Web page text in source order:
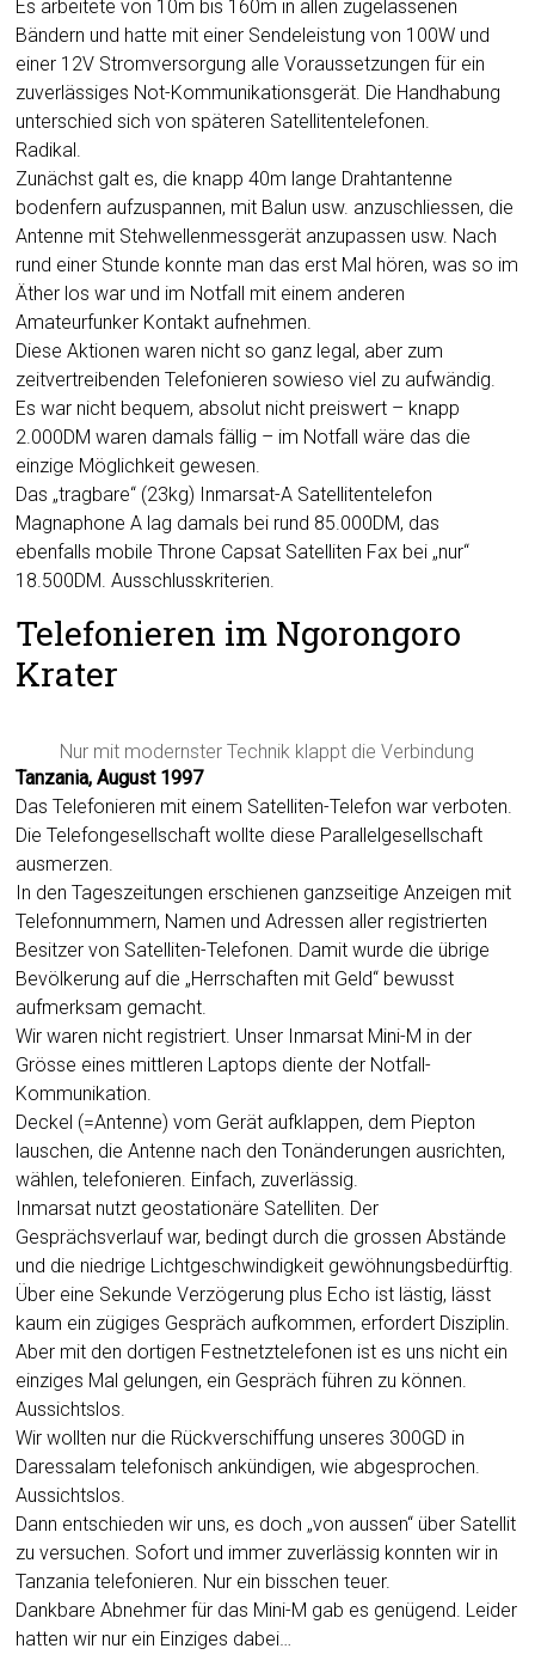
Es arbeitete von 10m bis 160m in allen zugelassenen
Bändern und hatte mit einer Sendeleistung von 100W und
einer 12V Stromversorgung alle Voraussetzungen für ein
zuverlässiges Not-Kommunikationsgerät. Die Handhabung
unterschied sich von späteren Satellitentelefonen.
Radikal.
Zunächst galt es, die knapp 40m lange Drahtantenne
bodenfern aufzuspannen, mit Balun usw. anzuschliessen, die
Antenne mit Stehwellenmessgerät anzupassen usw. Nach
rund einer Stunde konnte man das erst Mal hören, was so im
Äther los war und im Notfall mit einem anderen
Amateurfunker Kontakt aufnehmen.
Diese Aktionen waren nicht so ganz legal, aber zum
zeitvertreibenden Telefonieren sowieso viel zu aufwändig.
Es war nicht bequem, absolut nicht preiswert – knapp
2.000DM waren damals fällig – im Notfall wäre das die
einzige Möglichkeit gewesen.
Das „tragbare“ (23kg) Inmarsat-A Satellitentelefon
Magnaphone A lag damals bei rund 85.000DM, das
ebenfalls mobile Throne Capsat Satelliten Fax bei „nur“
18.500DM. Ausschlusskriterien.
Telefonieren im Ngorongoro
Krater
Nur mit modernster Technik klappt die Verbindung
Tanzania, August 1997
Das Telefonieren mit einem Satelliten-Telefon war verboten.
Die Telefongesellschaft wollte diese Parallelgesellschaft
ausmerzen.
In den Tageszeitungen erschienen ganzseitige Anzeigen mit
Telefonnummern, Namen und Adressen aller registrierten
Besitzer von Satelliten-Telefonen. Damit wurde die übrige
Bevölkerung auf die „Herrschaften mit Geld“ bewusst
aufmerksam gemacht.
Wir waren nicht registriert. Unser Inmarsat Mini-M in der
Grösse eines mittleren Laptops diente der Notfall-
Kommunikation.
Deckel (=Antenne) vom Gerät aufklappen, dem Piepton
lauschen, die Antenne nach den Tonänderungen ausrichten,
wählen, telefonieren. Einfach, zuverlässig.
Inmarsat nutzt geostationäre Satelliten. Der
Gesprächsverlauf war, bedingt durch die grossen Abstände
und die niedrige Lichtgeschwindigkeit gewöhnungsbedürftig.
Über eine Sekunde Verzögerung plus Echo ist lästig, lässt
kaum ein zügiges Gespräch aufkommen, erfordert Disziplin.
Aber mit den dortigen Festnetztelefonen ist es uns nicht ein
einziges Mal gelungen, ein Gespräch führen zu können.
Aussichtslos.
Wir wollten nur die Rückverschiffung unseres 300GD in
Daressalam telefonisch ankündigen, wie abgesprochen.
Aussichtslos.
Dann entschieden wir uns, es doch „von aussen“ über Satellit
zu versuchen. Sofort und immer zuverlässig konnten wir in
Tanzania telefonieren. Nur ein bisschen teuer.
Dankbare Abnehmer für das Mini-M gab es genügend. Leider
hatten wir nur ein Einziges dabei…